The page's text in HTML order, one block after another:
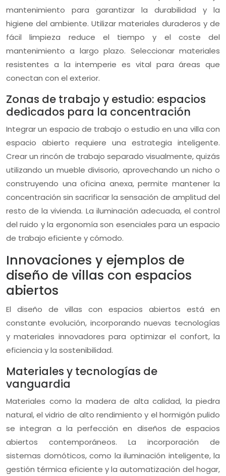
mantenimiento para garantizar la durabilidad y la
higiene del ambiente. Utilizar materiales duraderos y de
fácil limpieza reduce el tiempo y el coste del
mantenimiento a largo plazo. Seleccionar materiales
resistentes a la intemperie es vital para áreas que
conectan con el exterior.
Zonas de trabajo y estudio: espacios
dedicados para la concentración
Integrar un espacio de trabajo o estudio en una villa con
espacio abierto requiere una estrategia inteligente.
Crear un rincón de trabajo separado visualmente, quizás
utilizando un mueble divisorio, aprovechando un nicho o
construyendo una oficina anexa, permite mantener la
concentración sin sacrificar la sensación de amplitud del
resto de la vivienda. La iluminación adecuada, el control
del ruido y la ergonomía son esenciales para un espacio
de trabajo eficiente y cómodo.
Innovaciones y ejemplos de
diseño de villas con espacios
abiertos
El diseño de villas con espacios abiertos está en
constante evolución, incorporando nuevas tecnologías
y materiales innovadores para optimizar el confort, la
eficiencia y la sostenibilidad.
Materiales y tecnologías de
vanguardia
Materiales como la madera de alta calidad, la piedra
natural, el vidrio de alto rendimiento y el hormigón pulido
se integran a la perfección en diseños de espacios
abiertos contemporáneos. La incorporación de
sistemas domóticos, como la iluminación inteligente, la
gestión térmica eficiente y la automatización del hogar,